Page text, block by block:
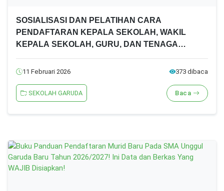
SOSIALISASI DAN PELATIHAN CARA
PENDAFTARAN KEPALA SEKOLAH, WAKIL
KEPALA SEKOLAH, GURU, DAN TENAGA
2026
11 Februari 2026 373 dibaca
SEKOLAH GARUDA Baca